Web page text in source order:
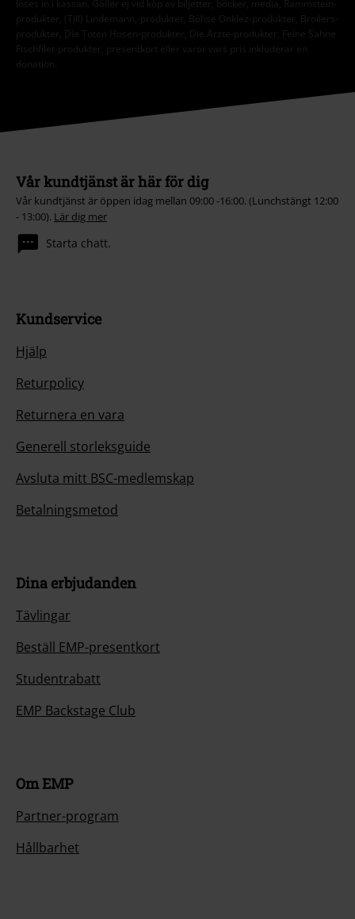
löses in i kassan. Gäller ej vid köp av biljetter, böcker, media, Rammstein-
produkter, (Till) Lindemann,-produkter, Böhse Onklez-produkter, Broilers-
produkter, Die Toten Hosen-produkter, Die Ärzte-produkter, Feine Sahne
Fischfilet-produkter, presentkort eller varor vars pris inkluderar en
donation.
Vår kundtjänst är här för dig
Vår kundtjänst är öppen idag mellan 09:00 -16:00. (Lunchstängt 12:00
- 13:00). Lär dig mer
Starta chatt.
Kundservice
Hjälp
Returpolicy
Returnera en vara
Generell storleksguide
Avsluta mitt BSC-medlemskap
Betalningsmetod
Dina erbjudanden
Tävlingar
Beställ EMP-presentkort
Studentrabatt
EMP Backstage Club
Om EMP
Partner-program
Hållbarhet